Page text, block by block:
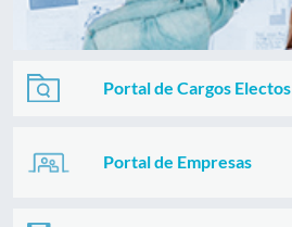
Portal de Cargos Electos
Portal de Empresas